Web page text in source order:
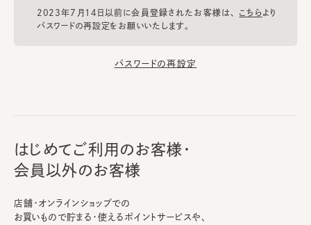
2023年7月14日以前に会員登録されたお客様は、 こちらより
パスワードの再設定をお願いいたします。
パスワードの再設定
はじめてご利用のお客様・
会員以外のお客様
店舗・オンラインショップでの
お買いもので貯まる・使えるポイントサービスや、